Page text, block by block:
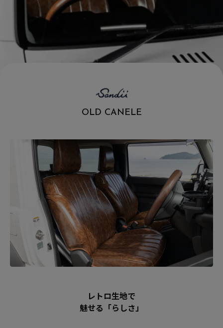
OLD CANELE
レトロ生地で
魅せる「らしさ」